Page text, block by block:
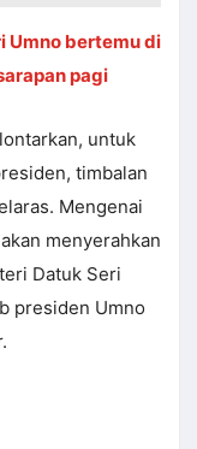
Umno bertemu di
pagi
untuk
timbalan
Mengenai
menyerahkan
Datuk Seri
presiden Umno